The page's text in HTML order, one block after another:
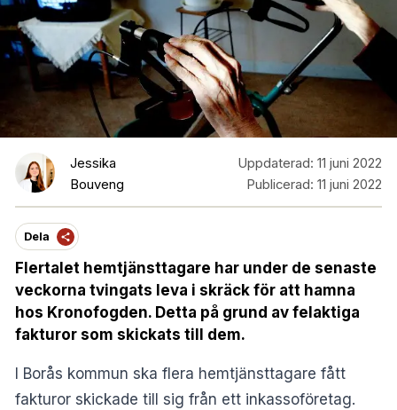
Jessika
Bouveng
Uppdaterad: 11 juni 2022
Publicerad: 11 juni 2022
Dela
Flertalet hemtjänsttagare har under de senaste
veckorna tvingats leva i skräck för att hamna
hos Kronofogden. Detta på grund av felaktiga
fakturor som skickats till dem.
I Borås kommun ska flera hemtjänsttagare fått
fakturor skickade till sig från ett inkassoföretag.